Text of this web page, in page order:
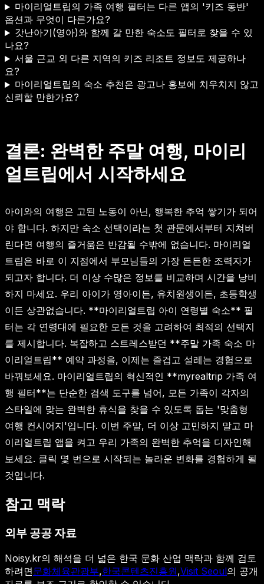
마이리얼트립의 가족 여행 필터는 다른 앱의 '키즈 동반'
옵션과 무엇이 다른가요?
갓난아기(영아)와 함께 갈 만한 숙소도 필터로 찾을 수 있
나요?
서울 근교 외 다른 지역의 키즈 리조트 정보도 제공하나
요?
마이리얼트립의 숙소 추천은 광고나 홍보에 치우치지 않고
신뢰할 만한가요?
결론: 완벽한 주말 여행, 마이리
얼트립에서 시작하세요
아이와의 여행은 고된 노동이 아닌, 행복한 추억 쌓기가 되어
야 합니다. 하지만 숙소 선택이라는 첫 관문에서부터 지쳐버
린다면 여행의 즐거움은 반감될 수밖에 없습니다. 마이리얼
트립은 바로 이 지점에서 부모님들의 가장 든든한 조력자가
되고자 합니다. 더 이상 수많은 정보를 비교하며 시간을 낭비
하지 마세요. 우리 아이가 영아이든, 유치원생이든, 초등학생
이든 상관없습니다. **마이리얼트립 아이 연령별 숙소** 필
터는 각 연령대에 필요한 모든 것을 고려하여 최적의 선택지
를 제시합니다. 복잡하고 스트레스받던 **주말 가족 숙소 마
이리얼트립** 예약 과정을, 이제는 즐겁고 설레는 경험으로
바꿔보세요. 마이리얼트립의 혁신적인 **myrealtrip 가족 여
행 필터**는 단순한 검색 도구를 넘어, 모든 가족이 각자의
스타일에 맞는 완벽한 휴식을 찾을 수 있도록 돕는 '맞춤형
여행 컨시어지'입니다. 이번 주말, 더 이상 고민하지 말고 마
이리얼트립 앱을 켜고 우리 가족의 완벽한 추억을 디자인해
보세요. 클릭 몇 번으로 시작되는 놀라운 변화를 경험하게 될
것입니다.
참고 맥락
외부 공공 자료
Noisy.kr의 해석을 더 넓은 한국 문화 산업 맥락과 함께 검토
하려면문화체육관광부,한국콘텐츠진흥원,Visit Seoul의 공개